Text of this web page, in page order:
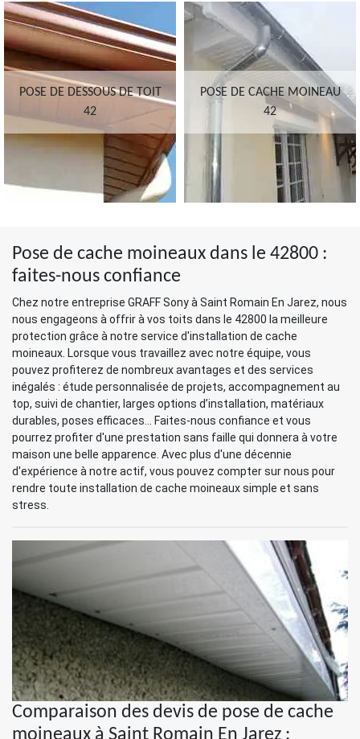
POSE DE DESSOUS DE TOIT
42
POSE DE CACHE MOINEAU
42
Pose de cache moineaux dans le 42800 :
faites-nous confiance
Chez notre entreprise GRAFF Sony à Saint Romain En Jarez, nous
nous engageons à offrir à vos toits dans le 42800 la meilleure
protection grâce à notre service d'installation de cache
moineaux. Lorsque vous travaillez avec notre équipe, vous
pouvez profiterez de nombreux avantages et des services
inégalés : étude personnalisée de projets, accompagnement au
top, suivi de chantier, larges options d’installation, matériaux
durables, poses efficaces... Faites-nous confiance et vous
pourrez profiter d'une prestation sans faille qui donnera à votre
maison une belle apparence. Avec plus d'une décennie
d'expérience à notre actif, vous pouvez compter sur nous pour
rendre toute installation de cache moineaux simple et sans
stress.
Comparaison des devis de pose de cache
moineaux à Saint Romain En Jarez :